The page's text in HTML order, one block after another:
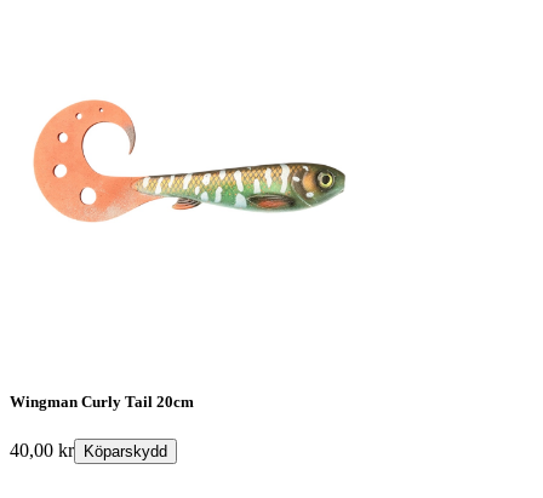
Wingman Curly Tail 20cm
40,00 kr Köparskydd